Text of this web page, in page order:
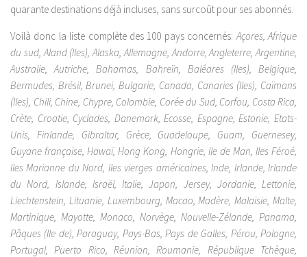
quarante destinations déjà incluses, sans surcoût pour ses abonnés.
Voilà donc la liste complète des 100 pays concernés:Açores, Afrique
du sud, Aland (Iles), Alaska, Allemagne, Andorre, Angleterre, Argentine,
Australie, Autriche, Bahamas, Bahreïn, Baléares (Iles), Belgique,
Bermudes, Brésil, Brunei, Bulgarie, Canada, Canaries (Iles), Caïmans
(Iles), Chili, Chine, Chypre, Colombie, Corée du Sud, Corfou, Costa Rica,
Crète, Croatie, Cyclades, Danemark, Ecosse, Espagne, Estonie, Etats-
Unis, Finlande, Gibraltar, Grèce, Guadeloupe, Guam, Guernesey,
Guyane française, Hawaï, Hong Kong, Hongrie, Ile de Man, Iles Féroé,
Iles Marianne du Nord, Iles vierges américaines, Inde, Irlande, Irlande
du Nord, Islande, Israël, Italie, Japon, Jersey, Jordanie, Lettonie,
Liechtenstein, Lituanie, Luxembourg, Macao, Madère, Malaisie, Malte,
Martinique, Mayotte, Monaco, Norvège, Nouvelle-Zélande, Panama,
Pâques (Ile de), Paraguay, Pays-Bas, Pays de Galles, Pérou, Pologne,
Portugal, Puerto Rico, Réunion, Roumanie, République Tchèque,